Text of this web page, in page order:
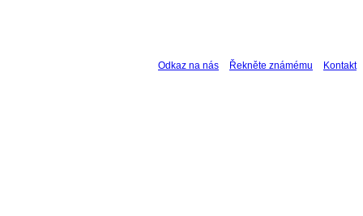
Odkaz na nás Řekněte známému Kontakt